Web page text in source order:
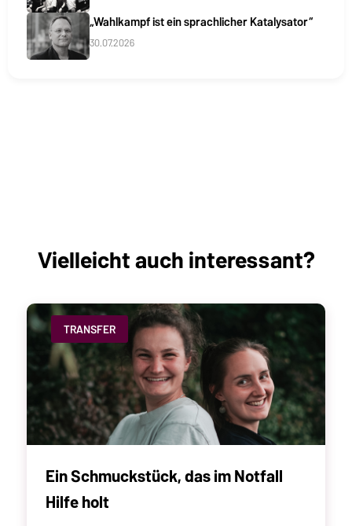
„Wahlkampf ist ein sprachlicher Katalysator“
30.07.2026
Vielleicht auch interessant?
TRANSFER
Ein Schmuckstück, das im Notfall
Hilfe holt